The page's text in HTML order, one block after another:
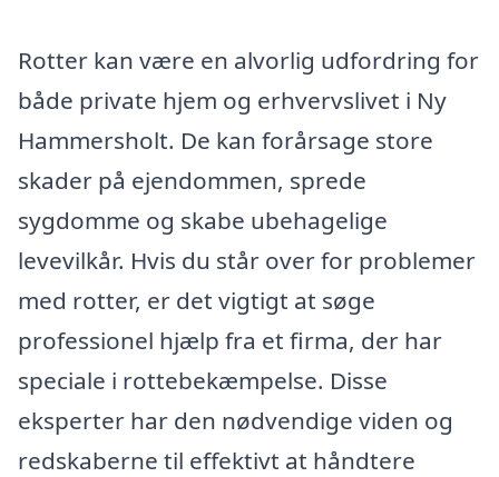
Rotter kan være en alvorlig udfordring for
både private hjem og erhvervslivet i Ny
Hammersholt. De kan forårsage store
skader på ejendommen, sprede
sygdomme og skabe ubehagelige
levevilkår. Hvis du står over for problemer
med rotter, er det vigtigt at søge
professionel hjælp fra et firma, der har
speciale i rottebekæmpelse. Disse
eksperter har den nødvendige viden og
redskaberne til effektivt at håndtere